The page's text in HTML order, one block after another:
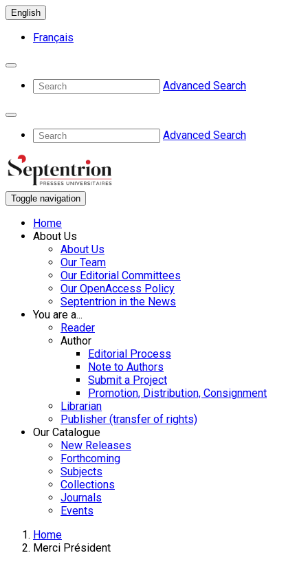
English
Français
Advanced Search
Advanced Search
Toggle navigation
Home
About Us
About Us
Our Team
Our Editorial Committees
Our OpenAccess Policy
Septentrion in the News
You are a...
Reader
Author
Editorial Process
Note to Authors
Submit a Project
Promotion, Distribution, Consignment
Librarian
Publisher (transfer of rights)
Our Catalogue
New Releases
Forthcoming
Subjects
Collections
Journals
Events
Home
Merci Président